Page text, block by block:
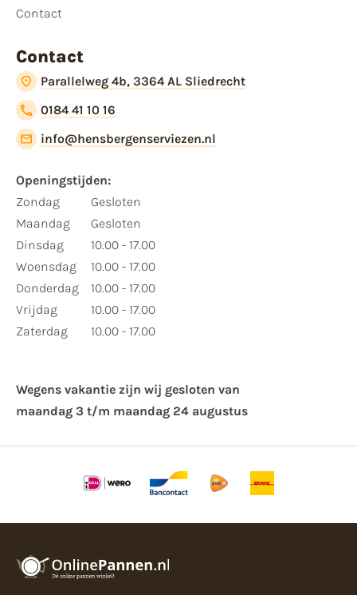
Contact
Contact
Parallelweg 4b, 3364 AL Sliedrecht
0184 41 10 16
info@hensbergenserviezen.nl
Openingstijden:
Zondag
Maandag
Dinsdag
Woensdag
Donderdag
Vrijdag
Zaterdag
Gesloten
Gesloten
10.00 - 17.00
10.00 - 17.00
10.00 - 17.00
10.00 - 17.00
10.00 - 17.00
Wegens vakantie zijn wij gesloten van ​
maandag 3 t/m maandag 24 augustus